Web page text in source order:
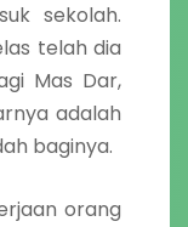
sekolah.
telah dia
Mas Dar,
adalah
baginya.
orang